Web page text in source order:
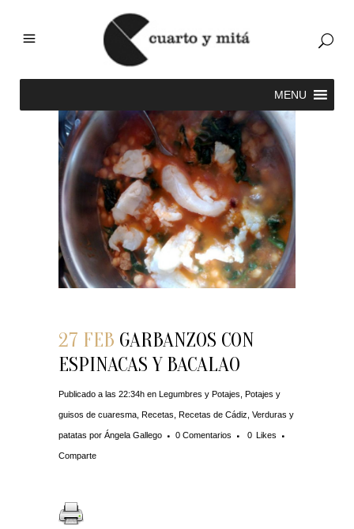
27 FEB GARBANZOS CON
ESPINACAS Y BACALAO
Publicado a las 22:34h en Legumbres y Potajes Potajes y
guisos de cuaresma Recetas Recetas de Cádiz Verduras y
patatas por Ángela Gallego 0 Comentarios 0 Likes
Comparte